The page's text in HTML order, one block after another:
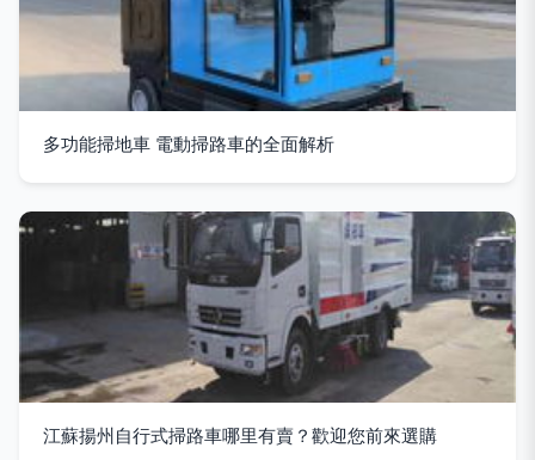
多功能掃地車 電動掃路車的全面解析
江蘇揚州自行式掃路車哪里有賣？歡迎您前來選購